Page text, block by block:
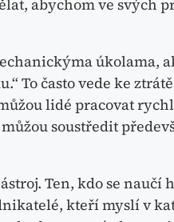
abychom ve svých
úkolama,
To často vede ke
lidé pracovat
soustředit
Ten, kdo se naučí
kteří myslí v